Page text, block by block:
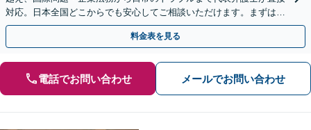
対応。日本全国どこからでも安心してご相談いただけます。まずは一
歩を踏み出してみませんか。【初回相談無料】
料金表を見る
電話でお問い合わせ メールでお問い合わせ